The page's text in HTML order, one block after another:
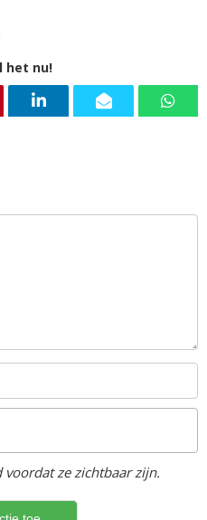
het nu!
voordat ze zichtbaar zijn.